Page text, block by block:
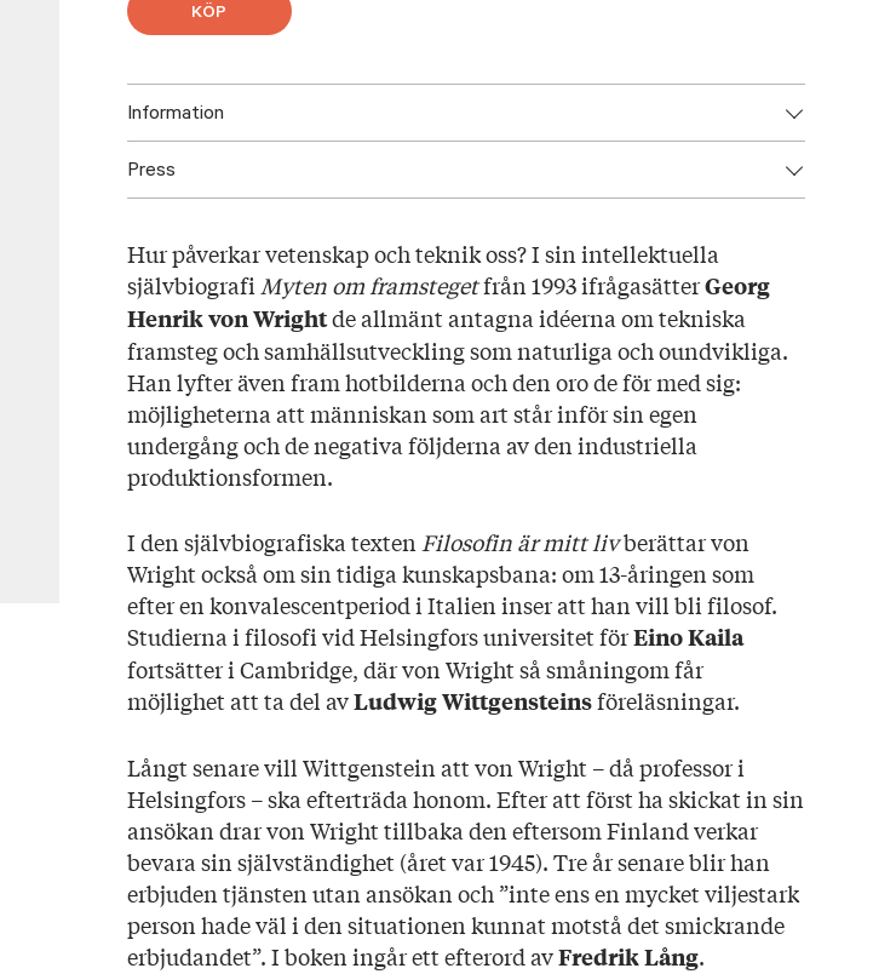
KÖP
Information
ISBN: 9789523335639
Titel: Myten om framsteget
Språk: Svenska
Sidantal: 175
Format: Danskt band
Omslag: Anders Carpelan
Press
Hur påverkar vetenskap och teknik oss? I sin intellektuella
självbiografiMyten om framstegetfrån 1993 ifrågasätterGeorg
Henrik von Wrightde allmänt antagna idéerna om tekniska
framsteg och samhällsutveckling som naturliga och oundvikliga.
Han lyfter även fram hotbilderna och den oro de för med sig:
möjligheterna att människan som art står inför sin egen
undergång och de negativa följderna av den industriella
produktionsformen.
I den självbiografiska textenFilosofin är mitt livberättar von
Wright också om sin tidiga kunskapsbana: om 13-åringen som
efter en konvalescentperiod i Italien inser att han vill bli filosof.
Studierna i filosofi vid Helsingfors universitet förEino Kaila
fortsätter i Cambridge, där von Wright så småningom får
möjlighet att ta del avLudwig Wittgensteinsföreläsningar.
Långt senare vill Wittgenstein att von Wright – då professor i
Helsingfors – ska efterträda honom. Efter att först ha skickat in sin
ansökan drar von Wright tillbaka den eftersom Finland verkar
bevara sin självständighet (året var 1945). Tre år senare blir han
erbjuden tjänsten utan ansökan och ”inte ens en mycket viljestark
person hade väl i den situationen kunnat motstå det smickrande
erbjudandet”. I boken ingår ett efterord avFredrik Lång.